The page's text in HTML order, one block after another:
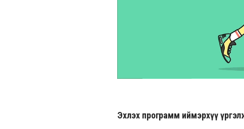
Эхлэх программ иймэрхүү